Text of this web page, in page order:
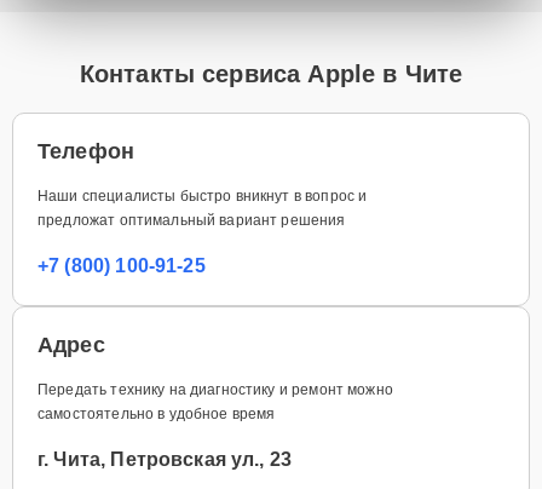
Контакты сервиса Apple в Чите
Телефон
Наши специалисты быстро вникнут в вопрос и
предложат оптимальный вариант решения
+7 (800) 100-91-25
Адрес
Передать технику на диагностику и ремонт можно
самостоятельно в удобное время
г. Чита, Петровская ул., 23